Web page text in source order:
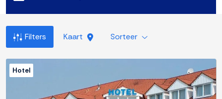
Filters Kaart Sorteer
Hotel